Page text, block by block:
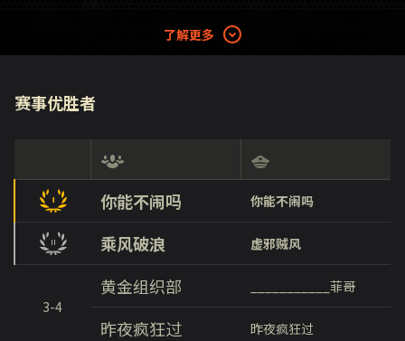
了解更多
赛事优胜者
你能不闹吗 你能不闹吗
乘风破浪 虚邪贼风
3-4
黄金组织部 ___________菲哥
昨夜疯狂过 昨夜疯狂过